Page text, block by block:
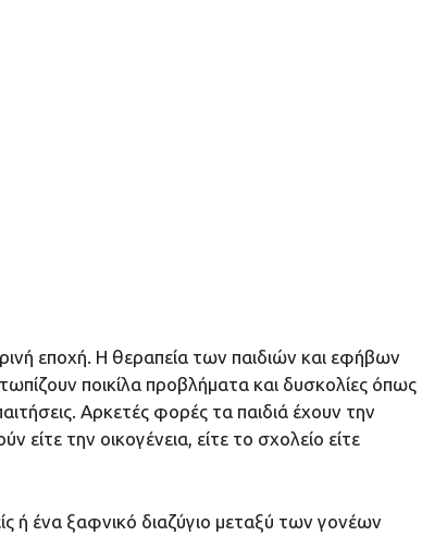
εποχή. Η θεραπεία των παιδιών και εφήβων
ποικίλα προβλήματα και δυσκολίες όπως
Αρκετές φορές τα παιδιά έχουν την
την οικογένεια, είτε το σχολείο είτε
ή ένα ξαφνικό διαζύγιο μεταξύ των γονέων